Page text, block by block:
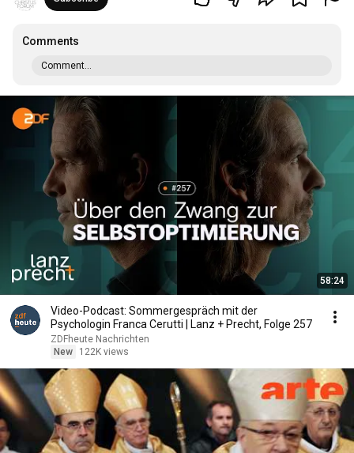
Comments
Comment...
58:24
Video-Podcast: Sommergespräch mit der
Psychologin Franca Cerutti | Lanz + Precht, Folge 257
ZDFheute Nachrichten
New
122K views